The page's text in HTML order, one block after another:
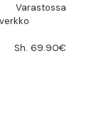
Varastossa
Sh. 69.90€